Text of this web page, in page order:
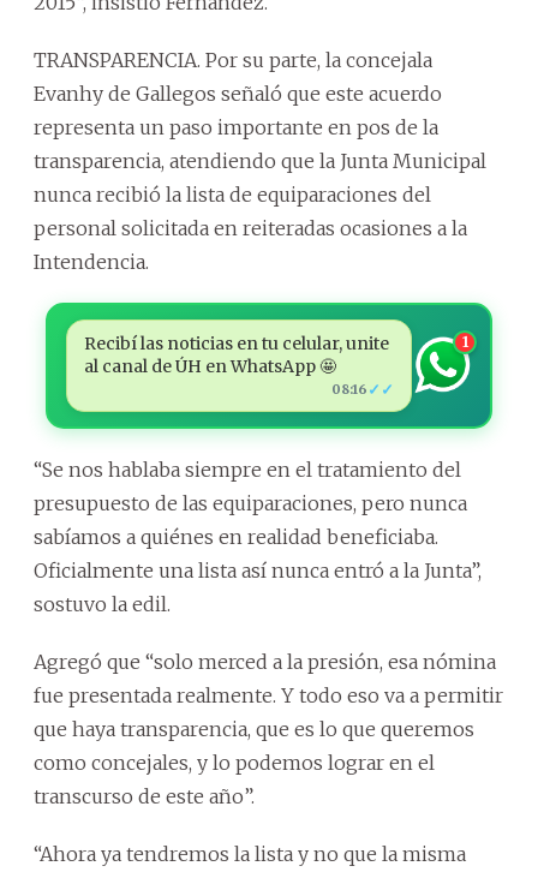
TRANSPARENCIA. Por su parte, la concejala
Evanhy de Gallegos señaló que este acuerdo
representa un paso importante en pos de la
transparencia, atendiendo que la Junta Municipal
nunca recibió la lista de equiparaciones del
personal solicitada en reiteradas ocasiones a la
Intendencia.
Recibí las noticias en tu celular, unite
al canal de ÚH en WhatsApp 🤩
08:16 ✓✓
1
“Se nos hablaba siempre en el tratamiento del
presupuesto de las equiparaciones, pero nunca
sabíamos a quiénes en realidad beneficiaba.
Oficialmente una lista así nunca entró a la Junta”,
sostuvo la edil.
Agregó que “solo merced a la presión, esa nómina
fue presentada realmente. Y todo eso va a permitir
que haya transparencia, que es lo que queremos
como concejales, y lo podemos lograr en el
transcurso de este año”.
“Ahora ya tendremos la lista y no que la misma